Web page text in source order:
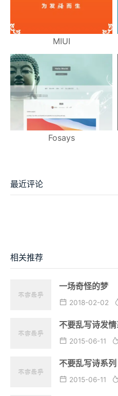
MIUI
Fosays
最近评论
相关推荐
一场奇怪的梦
2018-02-02
不要乱写诗发
2015-06-11
不要乱写诗系列
2015-06-11